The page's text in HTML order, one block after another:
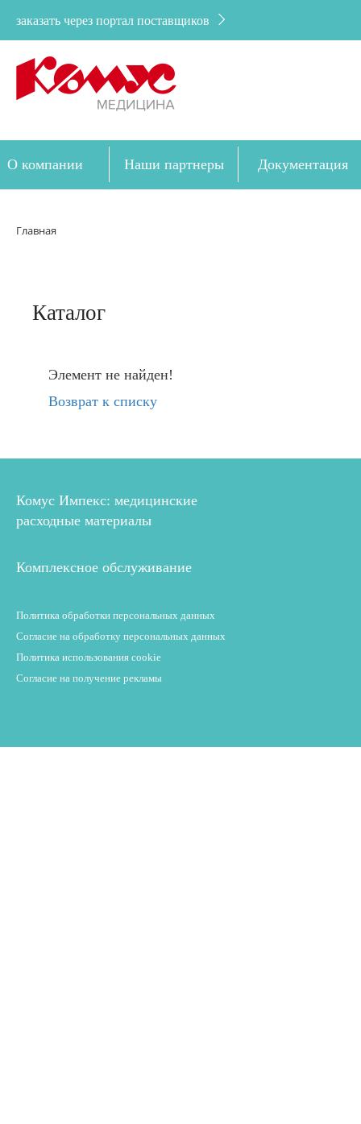
заказать через портал поставщиков
О компании Наши партнеры Документация
Главная
Каталог
Элемент не найден!
Возврат к списку
Комус Импекс: медицинские
расходные материалы
Комплексное обслуживание
Политика обработки персональных данных
Согласие на обработку персональных данных
Политика использования cookie
Согласие на получение рекламы